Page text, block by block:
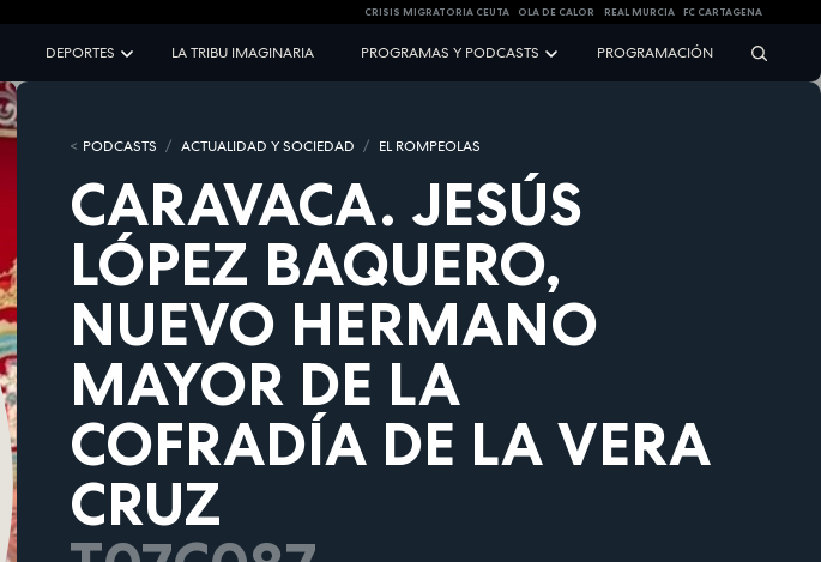
CRISIS MIGRATORIA CEUTA OLA DE CALOR REAL MURCIA FC CARTAGENA
DEPORTES LA TRIBU IMAGINARIA PROGRAMAS Y PODCASTS PROGRAMACIÓN
PODCASTS ACTUALIDAD Y SOCIEDAD EL ROMPEOLAS
CARAVACA. JESÚS
LÓPEZ BAQUERO,
NUEVO HERMANO
MAYOR DE LA
COFRADÍA DE LA VERA
CRUZ